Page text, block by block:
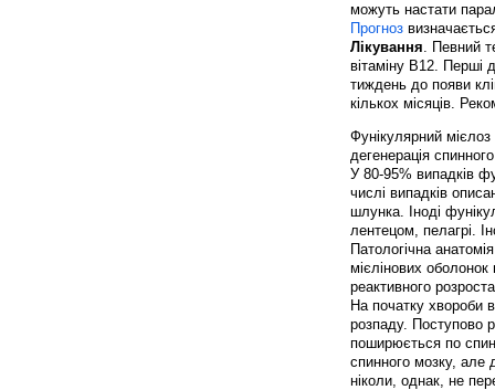
можуть настати
Прогноз
Лікування. Певний
вітаміну В12. Перші
тиждень до появи
кількох місяців.
Фунікулярний
дегенерація
У 80-95% випадків
числі випадків
шлунка. Іноді
лентецом, пелагрі.
Патологічна
мієлінових
реактивного
На початку хвороби
розпаду. Поступово
поширюється по
спинного мозку, але
ніколи, однак, не